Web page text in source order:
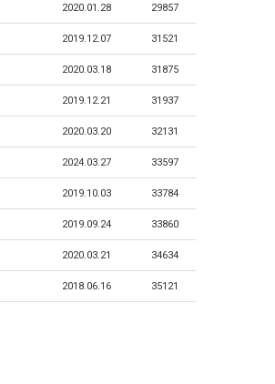
2020.01.28 29857
2019.12.07 31521
2020.03.18 31875
2019.12.21 31937
2020.03.20 32131
2024.03.27 33597
2019.10.03 33784
2019.09.24 33860
2020.03.21 34634
2018.06.16 35121